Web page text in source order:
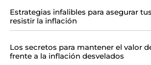
Estrategias infalibles para asegurar
resistir la inflación
Los secretos para mantener el valor
frente a la inflación desvelados